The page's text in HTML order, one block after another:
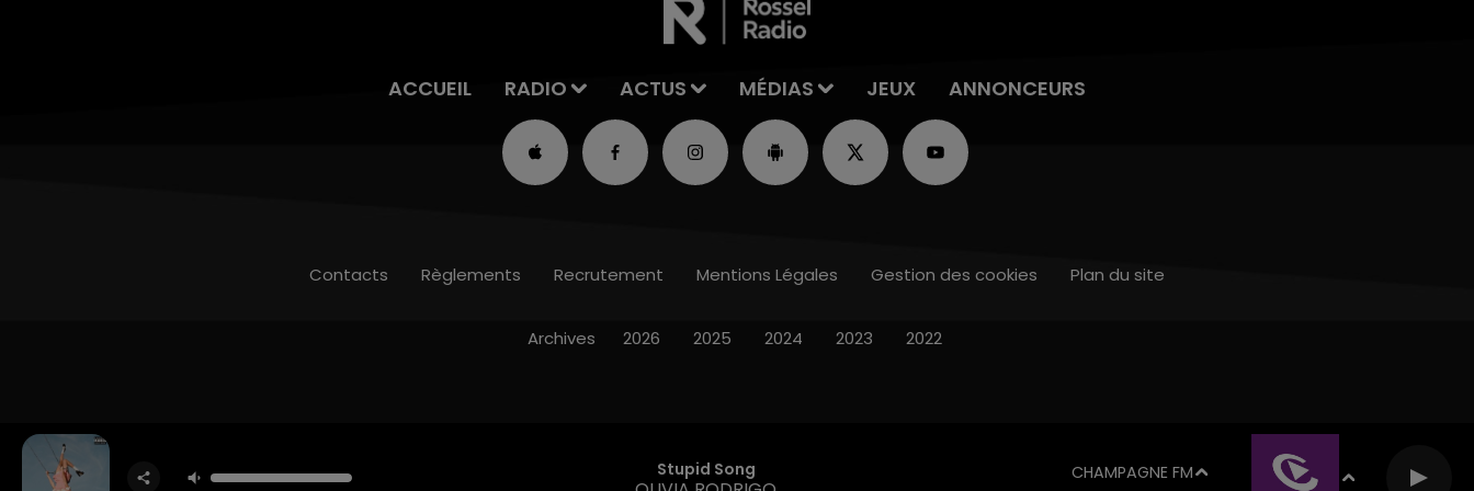
ACCUEIL RADIO ACTUS MÉDIAS JEUX ANNONCEURS
Stupid Song CHAMPAGNE FM
Contacts Règlements Recrutement Mentions Légales Gestion des cookies Plan du site
Archives 2026 2025 2024 2023 2022